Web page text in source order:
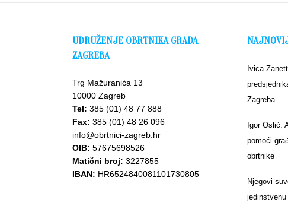
UDRUŽENJE OBRTNIKA GRADA
ZAGREBA
Trg Mažuranića 13
10000 Zagreb
Tel: 385 (01) 48 77 888
Fax: 385 (01) 48 26 096
info@obrtnici-zagreb.hr
OIB: 57675698526
Matični broj: 3227855
IBAN: HR6524840081101730805
Ivica
Zagreba
Igor Oslić:
pomoći
obrtnike
Njegovi